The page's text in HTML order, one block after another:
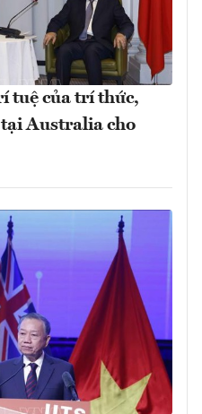
tuệ của trí thức,
Australia cho